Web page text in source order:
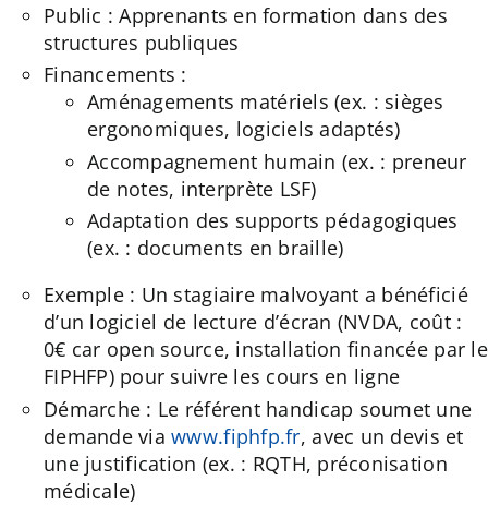
Public : Apprenants en formation dans des
structures publiques
Financements :
Aménagements matériels (ex. : sièges
ergonomiques, logiciels adaptés)
Accompagnement humain (ex. : preneur
de notes, interprète LSF)
Adaptation des supports pédagogiques
(ex. : documents en braille)
Exemple : Un stagiaire malvoyant a bénéficié
d’un logiciel de lecture d’écran (NVDA, coût :
0€ car open source, installation financée par le
FIPHFP) pour suivre les cours en ligne
Démarche : Le référent handicap soumet une
demande viawww.fiphfp.fr, avec un devis et
une justification (ex. : RQTH, préconisation
médicale)